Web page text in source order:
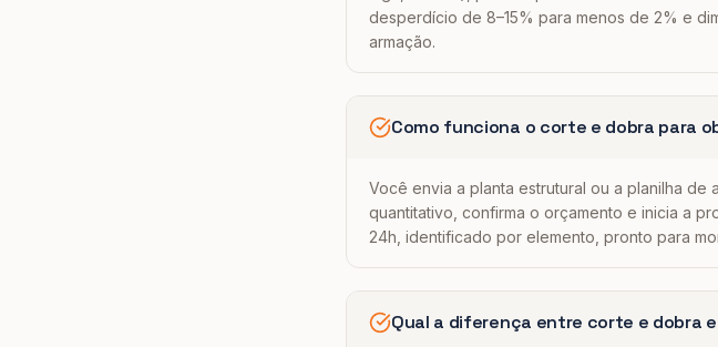
desperdício de 8–15% para menos de 2% e
armação.
Como funciona o corte e dobra para
Você envia a planta estrutural ou a planilha
quantitativo, confirma o orçamento e inicia a
24h, identificado por elemento, pronto para
Qual a diferença entre corte e dobra